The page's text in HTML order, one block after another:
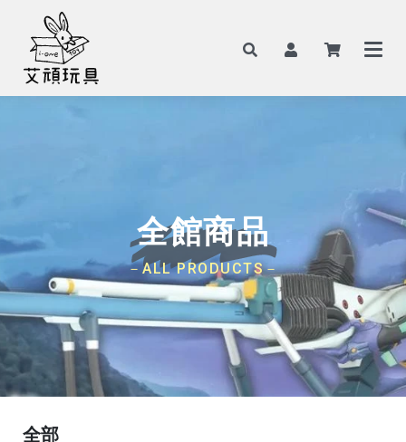
全館商品
－ALL PRODUCTS－
全部